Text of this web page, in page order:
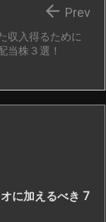
収入得るために
当株３選！
 Prev
に加えるべき 7